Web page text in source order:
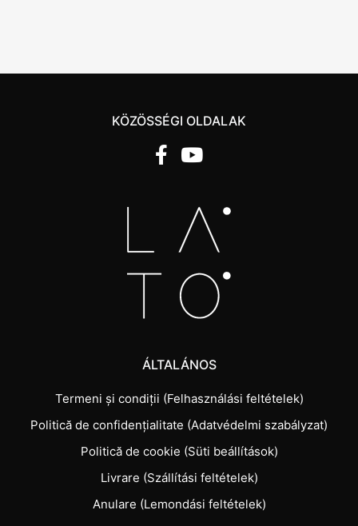
KÖZÖSSÉGI OLDALAK
ÁLTALÁNOS
Termeni și condiții (Felhasználási feltételek)
Politică de confidențialitate (Adatvédelmi szabályzat)
Politică de cookie (Süti beállítások)
Livrare (Szállítási feltételek)
Anulare (Lemondási feltételek)